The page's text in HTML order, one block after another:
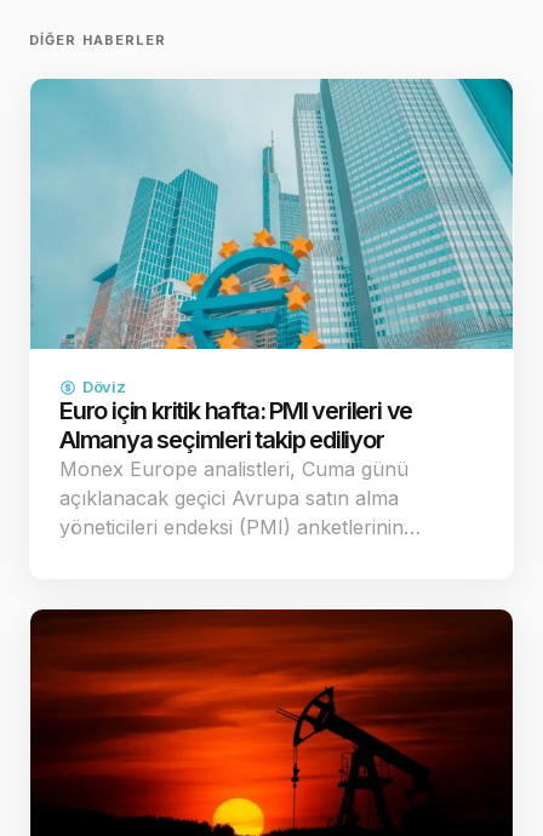
DIĞER HABERLER
Döviz
Euro için kritik hafta: PMI verileri ve
Almanya seçimleri takip ediliyor
Monex Europe analistleri, Cuma günü
açıklanacak geçici Avrupa satın alma
yöneticileri endeksi (PMI) anketlerinin…